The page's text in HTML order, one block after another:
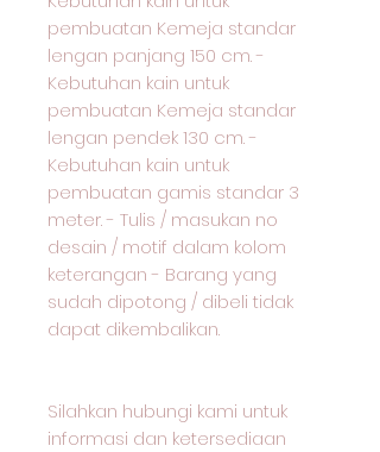
pembuatan Kemeja standar
lengan panjang 150 cm. -
Kebutuhan kain untuk
pembuatan Kemeja standar
lengan pendek 130 cm. -
Kebutuhan kain untuk
pembuatan gamis standar 3
meter. - Tulis / masukan no
desain / motif dalam kolom
keterangan - Barang yang
sudah dipotong / dibeli tidak
dapat dikembalikan.
Silahkan hubungi kami untuk
informasi dan ketersediaan